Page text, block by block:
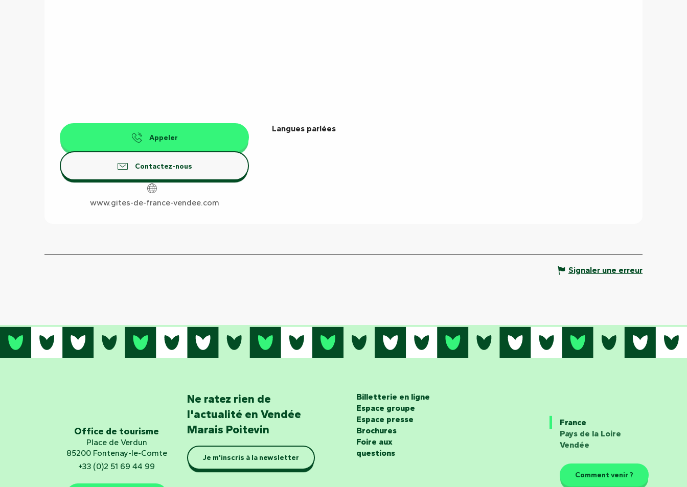
Appeler
Contactez-nous
www.gites-de-france-vendee.com
Langues parlées
Langues parlées
Signaler une erreur
Office de tourisme
Place de Verdun
85200 Fontenay-le-Comte
+33 (0)2 51 69 44 99
Ne ratez rien de
l'actualité en Vendée
Marais Poitevin
Je m'inscris à la newsletter
Billetterie en ligne
Espace groupe
Espace presse
Brochures
Foire aux
questions
France
Pays de la Loire
Vendée
Comment venir ?